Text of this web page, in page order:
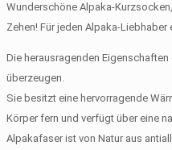
Wunderschöne Alpaka-
Zehen! Für jeden Alpaka-Liebhaber
Die herausragenden
überzeugen.
Sie besitzt eine hervorragende
Körper fern und verfügt über eine
Alpakafaser ist von Natur aus